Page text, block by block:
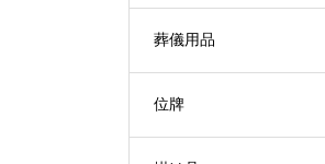
葬儀用品
位牌